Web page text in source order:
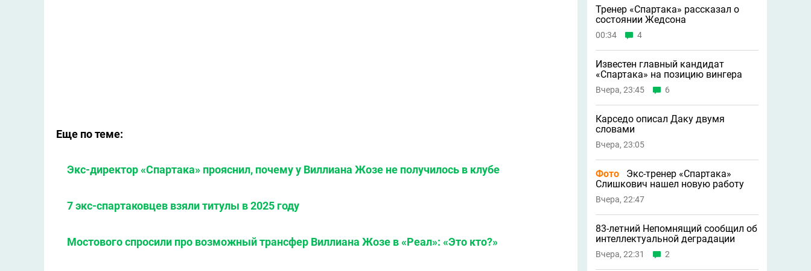
Еще по теме:
Экс-директор «Спартака» прояснил, почему у Виллиана Жозе не получилось в клубе
7 экс-спартаковцев взяли титулы в 2025 году
Мостового спросили про возможный трансфер Виллиана Жозе в «Реал»: «Это кто?»
Тренер «Спартака» рассказал о
состоянии Жедсона
00:34 4
Известен главный кандидат
«Спартака» на позицию вингера
Вчера, 23:45 6
Карседо описал Даку двумя
словами
Вчера, 23:05
Фото
Экс-тренер «Спартака»
Слишкович нашел новую работу
Вчера, 22:47
83-летний Непомнящий сообщил об
интеллектуальной деградации
Вчера, 22:31 2